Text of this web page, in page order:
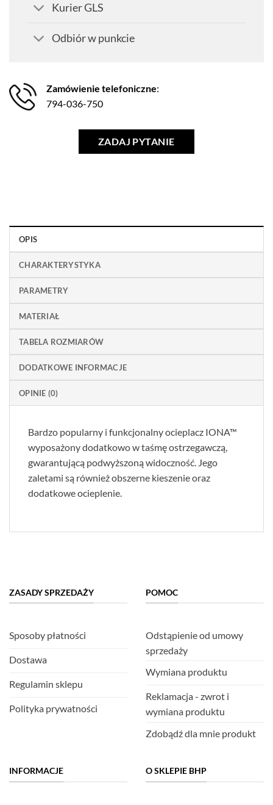
Kurier GLS
Odbiór w punkcie
Zamówienie telefoniczne:
794-036-750
ZADAJ PYTANIE
OPIS
CHARAKTERYSTYKA
PARAMETRY
MATERIAŁ
TABELA ROZMIARÓW
DODATKOWE INFORMACJE
OPINIE (0)
Bardzo popularny i funkcjonalny ocieplacz IONA™
wyposażony dodatkowo w taśmę ostrzegawczą,
gwarantującą podwyższoną widoczność. Jego
zaletami są również obszerne kieszenie oraz
dodatkowe ocieplenie.
ZASADY SPRZEDAŻY
Sposoby płatności
Dostawa
Regulamin sklepu
Polityka prywatności
POMOC
Odstąpienie od umowy
sprzedaży
Wymiana produktu
Reklamacja - zwrot i
wymiana produktu
Zdobądź dla mnie produkt
INFORMACJE O SKLEPIE BHP